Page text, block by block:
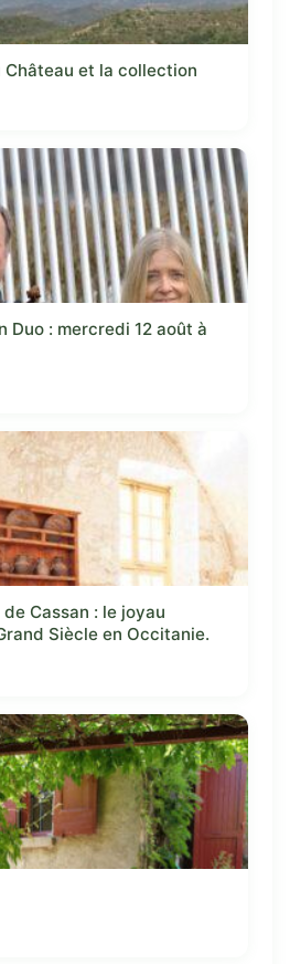
Château et la collection
Duo : mercredi 12 août à
Cassan : le joyau
Siècle en Occitanie.